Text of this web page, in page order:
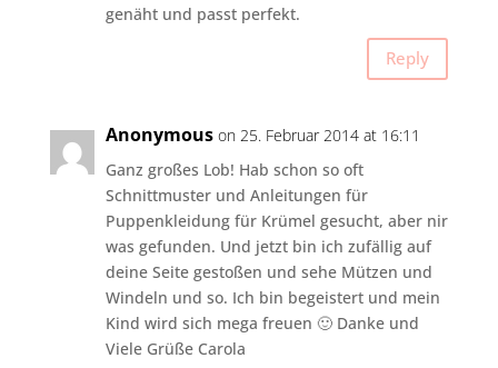
genäht und passt perfekt.
Reply
Anonymous on 25. Februar 2014 at 16:11
Ganz großes Lob! Hab schon so oft
Schnittmuster und Anleitungen für
Puppenkleidung für Krümel gesucht, aber nir
was gefunden. Und jetzt bin ich zufällig auf
deine Seite gestoßen und sehe Mützen und
Windeln und so. Ich bin begeistert und mein
Kind wird sich mega freuen 🙂 Danke und
Viele Grüße Carola